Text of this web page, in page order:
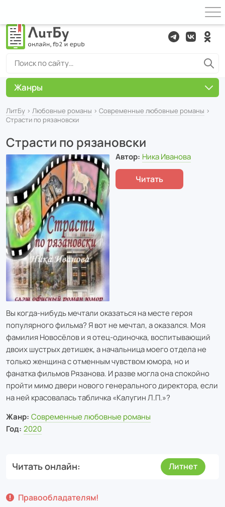
ЛитБу › Любовные романы › Современные любовные романы ›
Страсти по рязановски
Страсти по рязановски
Автор: Ника Иванова
Читать
Вы когда-нибудь мечтали оказаться на месте героя
популярного фильма? Я вот не мечтал, а оказался. Моя
фамилия Новосёлов и я отец-одиночка, воспитывающий
двоих шустрых детишек, а начальница моего отдела не
только женщина с отменным чувством юмора, но и
фанатка фильмов Рязанова. И разве могла она спокойно
пройти мимо двери нового генерального директора, если
на ней красовалась табличка «Калугин Л.П.»?
Жанр: Современные любовные романы
Год: 2020
Читать онлайн Литнет
Правообладателям!
Жанры